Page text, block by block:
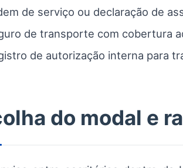
de serviço ou declaração de
de transporte com cobertura
de autorização interna para
do modal e